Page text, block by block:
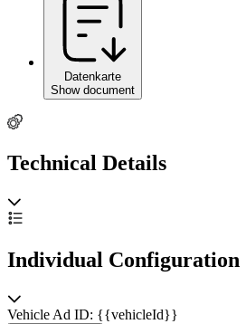
Datenkarte
Show document
Technical Details
Individual Configuration
Vehicle Ad ID: {{vehicleId}}